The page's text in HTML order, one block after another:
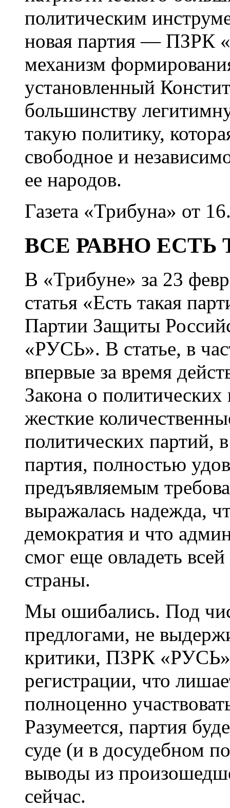
политическим
новая партия —ПЗРК
механизм
установленный
большинству
такую политику,
свободное и
ее народов.
Газета «Трибуна» от
ВСЕ РАВНО ЕСТЬ
В «Трибуне» за 23
статья «Есть такая
Партии Защиты
«РУСЬ». В статье, в
впервые за время
Закона о
жесткие
политических партий,
партия, полностью
предъявляемым
выражалась надежда,
демократия и что
смог еще овладеть
страны.
Мы ошибались. Под
предлогами, не
критики, ПЗРК «РУСЬ»
регистрации, что
полноценно
Разумеется, партия
суде (и в досудебном
выводы из
сейчас.